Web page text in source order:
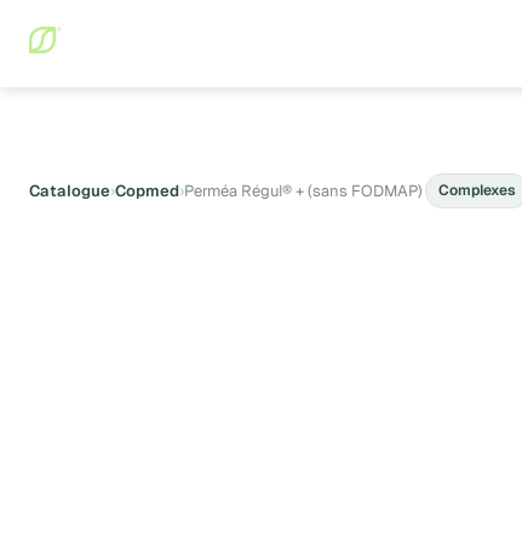
Catalogue›Copmed›Perméa Régul® + (sans FODMAP) Complexes